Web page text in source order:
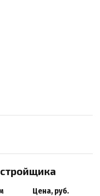
Цена, руб.